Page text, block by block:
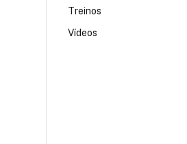
Treinos
Vídeos